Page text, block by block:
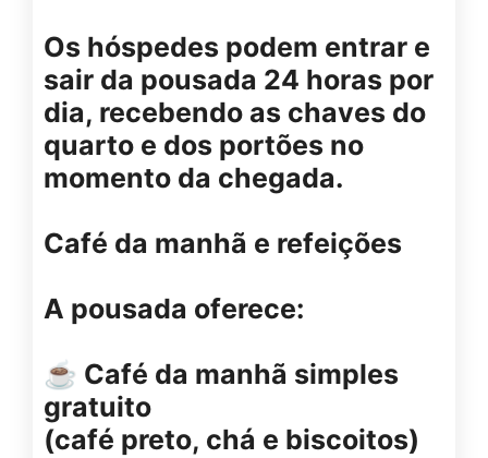
Os hóspedes podem entrar e
sair da pousada 24 horas por
dia, recebendo as chaves do
quarto e dos portões no
momento da chegada.
Café da manhã e refeições
A pousada oferece:
☕ Café da manhã simples
gratuito
(café preto, chá e biscoitos)